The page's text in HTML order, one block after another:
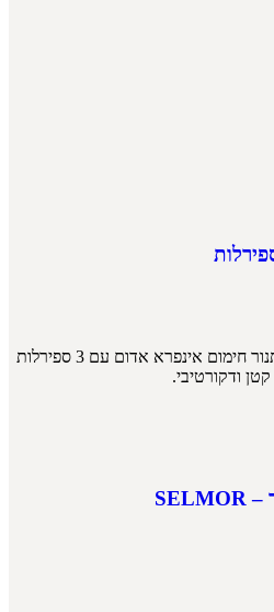
להינות מתנור חימום לאמבטיה תנור חימום אינפרא אדום עם 3 ספירלות
ודקורטיבי.